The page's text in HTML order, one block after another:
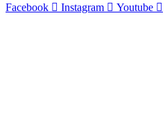
Facebook
Instagram Youtube